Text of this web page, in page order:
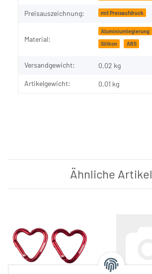
Preisauszeichnung: mit Preisaufdruck
Material:
Aluminiumlegierung
Silikon
ABS
Versandgewicht: 0,02 kg
Artikelgewicht: 0,01 kg
Ähnliche Artikel